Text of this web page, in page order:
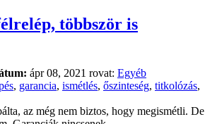
többször is
ápr 08, 2021 rovat: Egyéb
, garancia, ismétlés, őszinteség, titkolózás,
az még nem biztos, hogy megismétli. De